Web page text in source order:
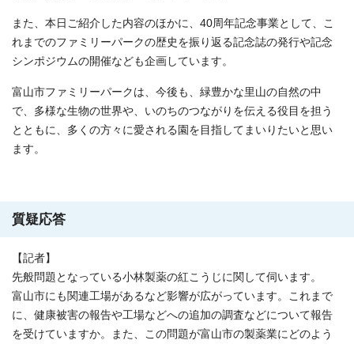
また、本日ご紹介した内容のほかに、40周年記念事業として、こ
れまでのファミリーパークの歴史を振り返る記念誌の発行や記念
シンポジウムの開催なども企画しています。
富山市ファミリーパークは、今後も、緑豊かな里山の自然の中
で、多様な生物の世界や、いのちのつながりを伝える役目を担う
とともに、多くの方々に愛される園を目指してまいりたいと思い
ます。
質疑応答
【記者】
先般問題となっている小林製薬の紅こうじに関して伺います。
富山市にも関連工場があるなど影響が広がっています。これまで
に、健康被害の報告や工場などへの追加の調査などについて報告
を受けていますか。また、この問題が富山市の製薬業にどのよう